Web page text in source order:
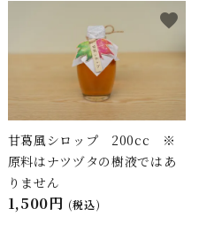
甘葛風シロップ 200cc ※
原料はナツヅタの樹液ではあ
りません
1,500円 (税込)
favorite